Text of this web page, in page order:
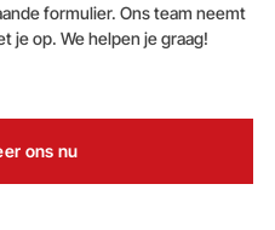
formulier. Ons team neemt
je op. We helpen je graag!
ons nu